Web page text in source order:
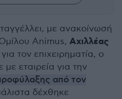
με ανακοίνωσή
Animus, Αχιλλέας
τον επιχειρηματία, ο
εταιρεία για την
από τον
δέχθηκε